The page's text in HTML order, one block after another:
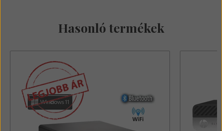
vélemény.
Írja meg véleményét!
Értékelem a terméket
Hasonló termékek